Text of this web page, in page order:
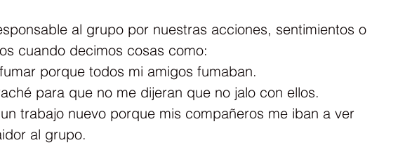
al grupo por nuestras acciones, sentimientos o
cuando decimos cosas como:
porque todos mi amigos fumaban.
para que no me dijeran que no jalo con ellos.
trabajo nuevo porque mis compañeros me iban a ver
al grupo.